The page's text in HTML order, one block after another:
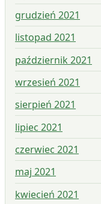
grudzień 2021
listopad 2021
październik 2021
wrzesień 2021
sierpień 2021
lipiec 2021
czerwiec 2021
maj 2021
kwiecień 2021